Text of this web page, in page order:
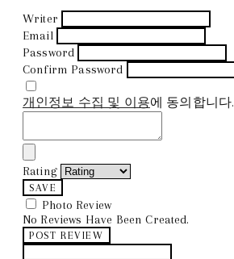
Writer
Email
Password
Confirm Password
개인정보 수집 및 이용에 동의합니다.
Rating
SAVE
Photo Review
No Reviews Have Been Created.
POST REVIEW